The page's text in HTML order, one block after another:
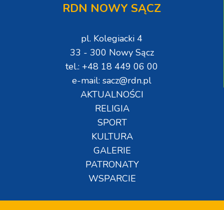
RDN NOWY SĄCZ
pl. Kolegiacki 4
33 - 300 Nowy Sącz
tel.: +48 18 449 06 00
e-mail: sacz@rdn.pl
AKTUALNOŚCI
RELIGIA
SPORT
KULTURA
GALERIE
PATRONATY
WSPARCIE